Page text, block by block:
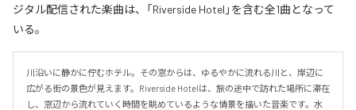
ジタル配信された楽曲は、「Riverside Hotel」を含む全1曲となって
いる。
川沿いに静かに佇むホテル。その窓からは、ゆるやかに流れる川と、岸辺に
広がる街の景色が見えます。Riverside Hotelは、旅の途中で訪れた場所に滞在
し、窓辺から流れていく時間を眺めているような情景を描いた音楽です。水